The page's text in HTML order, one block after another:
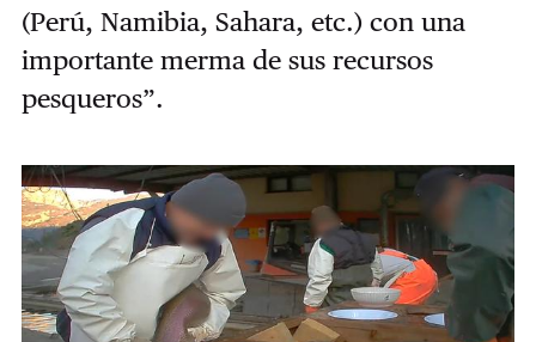
(Perú, Namibia, Sahara, etc.) con una
importante merma de sus recursos
pesqueros”.